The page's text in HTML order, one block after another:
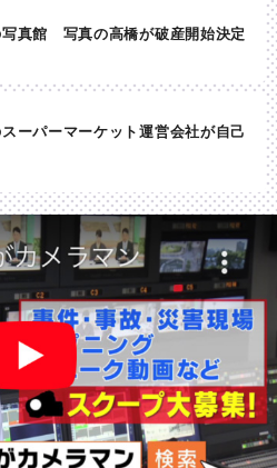
真館 写真の高橋が破産開始決定
ーパーマーケット運営会社が自己